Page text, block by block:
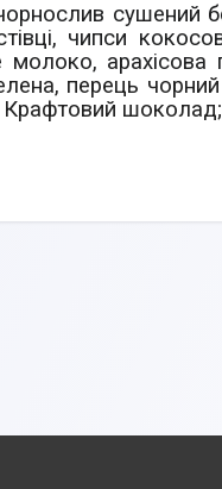
сушений
чипси
перець
Крафтовий